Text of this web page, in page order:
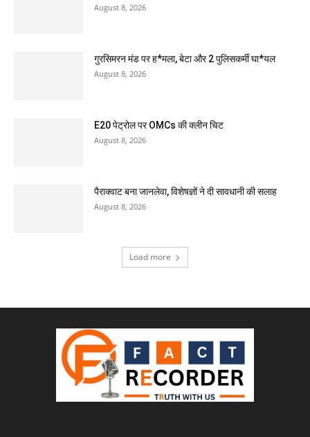
August 8, 2026
गुरसिमरन मंड पर ह*मला, बेटा और 2 पुलिसकर्मी घा*यल
August 8, 2026
E20 पेट्रोल पर OMCs की क्लीन चिट
August 8, 2026
पैराक्वाट बना जानलेवा, विशेषज्ञों ने दी सावधानी की सलाह
August 8, 2026
Load more